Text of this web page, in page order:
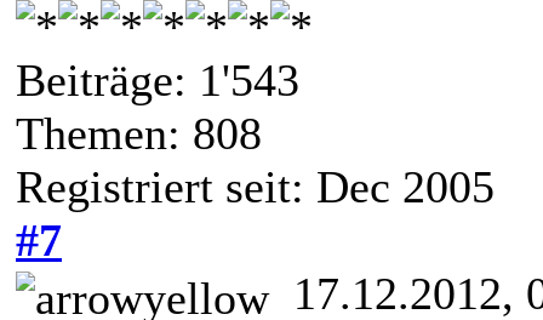
Beiträge: 1'543
Themen: 808
Registriert seit: Dec 2005
#7
17.12.2012,